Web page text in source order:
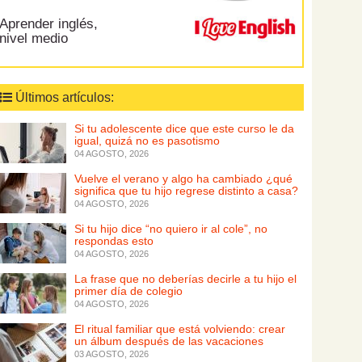
Aprender inglés,
nivel medio
Últimos artículos:
Si tu adolescente dice que este curso le da
igual, quizá no es pasotismo
04 AGOSTO, 2026
Vuelve el verano y algo ha cambiado ¿qué
significa que tu hijo regrese distinto a casa?
04 AGOSTO, 2026
Si tu hijo dice “no quiero ir al cole”, no
respondas esto
04 AGOSTO, 2026
La frase que no deberías decirle a tu hijo el
primer día de colegio
04 AGOSTO, 2026
El ritual familiar que está volviendo: crear
un álbum después de las vacaciones
03 AGOSTO, 2026